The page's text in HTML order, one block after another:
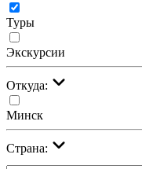
Туры
Экскурсии
Откуда:
Минск
Страна: